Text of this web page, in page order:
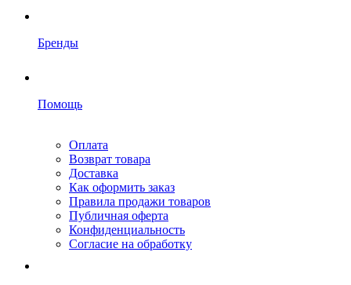
Бренды
Помощь
Оплата
Возврат товара
Доставка
Как оформить заказ
Правила продажи товаров
Публичная оферта
Конфиденциальность
Согласие на обработку